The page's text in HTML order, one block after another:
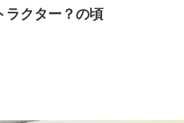
ラクター？の頃